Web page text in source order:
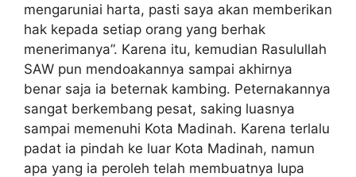
mengaruniai harta, pasti saya akan memberikan
hak kepada setiap orang yang berhak
menerimanya”. Karena itu, kemudian Rasulullah
SAW pun mendoakannya sampai akhirnya
benar saja ia beternak kambing. Peternakannya
sangat berkembang pesat, saking luasnya
sampai memenuhi Kota Madinah. Karena terlalu
padat ia pindah ke luar Kota Madinah, namun
apa yang ia peroleh telah membuatnya lupa